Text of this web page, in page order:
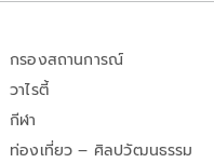
กรองสถานการณ์
วาไรตี้
กีฬา
ท่องเที่ยว – ศิลปวัฒนธรรม